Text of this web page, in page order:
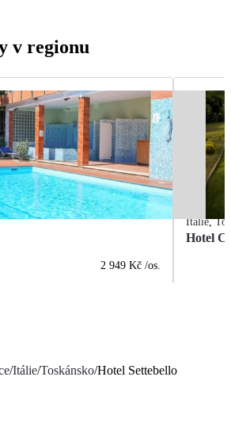
v regionu
2 949 Kč /os.
Itálie,
Hotel
/Itálie/Toskánsko/Hotel Settebello